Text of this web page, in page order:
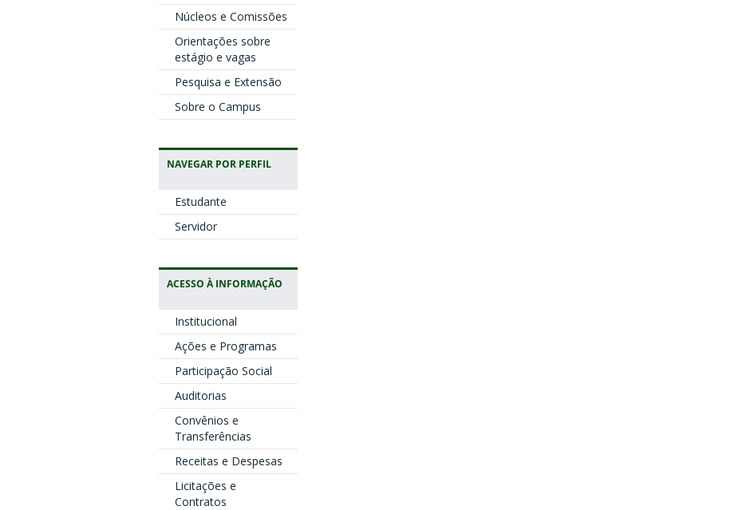
Núcleos e Comissões
Orientações sobre
estágio e vagas
Pesquisa e Extensão
Sobre o Campus
NAVEGAR POR PERFIL
Estudante
Servidor
ACESSO À INFORMAÇÃO
Institucional
Ações e Programas
Participação Social
Auditorias
Convênios e
Transferências
Receitas e Despesas
Licitações e
Contratos